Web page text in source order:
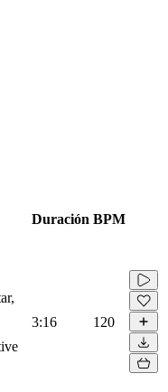
Duración BPM
3:16 120